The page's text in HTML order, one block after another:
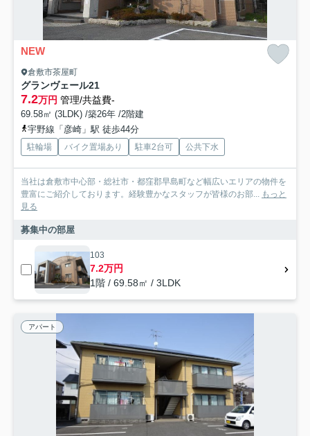
NEW
倉敷市茶屋町
グランヴェール21
7.2万円 管理/共益費-
69.58㎡ (3LDK) /築26年 /2階建
宇野線「彦崎」駅 徒歩44分
駐輪場 バイク置場あり 駐車2台可 公共下水
当社は倉敷市中心部・総社市・都窪郡早島町など幅広いエリアの物件を
豊富にご紹介しております。経験豊かなスタッフが皆様のお部... もっと
見る
募集中の部屋
103
7.2万円
1階 / 69.58㎡ / 3LDK
アパート